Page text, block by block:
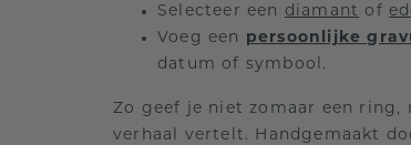
Selecteer een diamant of
Voeg een persoonlijke
datum of symbool.
Zo geef je niet zomaar een ring,
verhaal vertelt. Handgemaakt